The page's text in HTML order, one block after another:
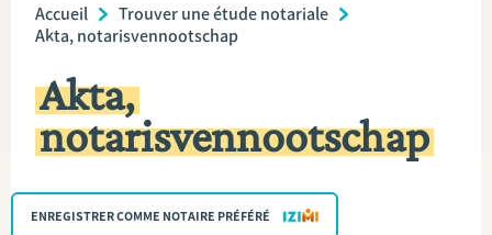
Immobilier
Relations et vivre ensemble
Héritage et donations
Entreprendre
TROUVER UN NOTAIRE
Breadcrumb
Accueil
Trouver une étude notariale
Akta, notarisvennootschap
Akta,
notarisvennootschap
ENREGISTRER COMME NOTAIRE PRÉFÉRÉ